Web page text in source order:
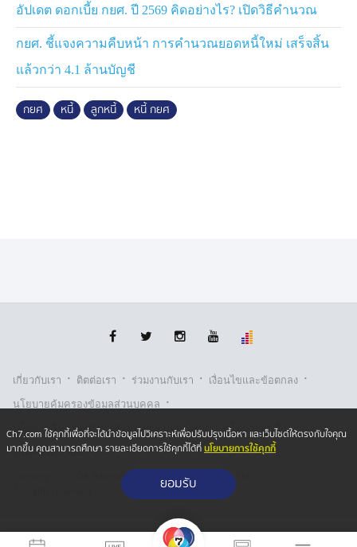
อัปเดต ดอกเบี้ย กยศ. ปี 2569 คิดอย่างไร? เปิดวิธีคำนวณ
กยศ. ชี้แจงความคืบหน้า การคำนวณยอดหนี้ใหม่ เสร็จสิ้น
แล้วกว่า 4.1 ล้านบัญชี
กยศ หนี้ ลูกหนี้ หนี้ กยศ
เกี่ยวกับเรา · ติตต่อเรา · ร่วมงานกับเรา · เงื่อนไขและข้อตกลง ·
นโยบายคุ้มครองข้อมูลส่วนบุคคล ·
นโยบายคุ้มครองข้อมูลส่วนบุคคล (ออนไลน์) · นโยบายคุกกี้ ·
รับเรื่องร้องเรียน
Copyright © 2026 Bangkok Broadcasting & T.V. Co.,Ltd.
Ch7.com ใช้คุกกี้เพื่อที่จะได้นำข้อมูลไปวิเคราะห์เพื่อปรับปรุงเนื้อหา และเว็บไซต์ให้ตรงกับใจคุณ
มากขึ้น คุณสามารถศึกษา รายละเอียดการใช้คุกกี้ได้ที่นโยบายการใช้คุกกี้
ยอมรับ